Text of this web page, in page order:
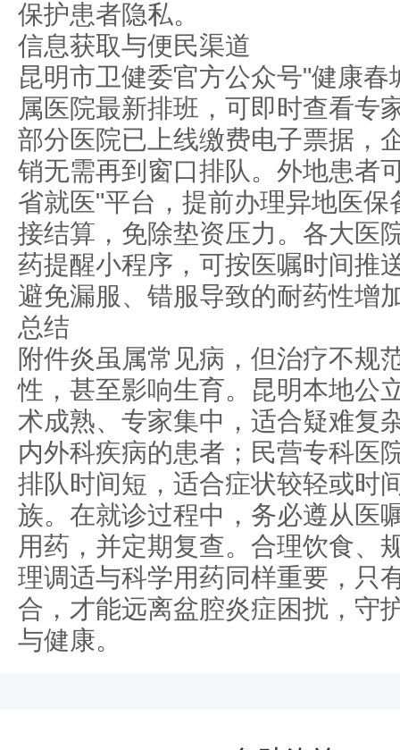
保护患者隐私。
信息获取与便民渠道
昆明市卫健委官方公众号"健康春
属医院最新排班，可即时查看专
部分医院已上线缴费电子票据，
销无需再到窗口排队。外地患者
省就医"平台，提前办理异地医保
接结算，免除垫资压力。各大医
药提醒小程序，可按医嘱时间推
避免漏服、错服导致的耐药性增
总结
附件炎虽属常见病，但治疗不规
性，甚至影响生育。昆明本地公
术成熟、专家集中，适合疑难复
内外科疾病的患者；民营专科医
排队时间短，适合症状较轻或时
族。在就诊过程中，务必遵从医
用药，并定期复查。合理饮食、
理调适与科学用药同样重要，只
合，才能远离盆腔炎症困扰，守
与健康。